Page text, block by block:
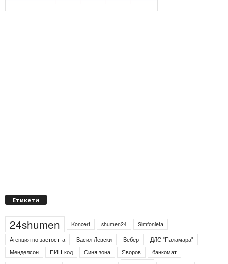
Етикети
24shumen Koncert shumen24
Simfonieta
Агенция по заетостта
Васил Левски Вебер
ДЛС "Паламара"
Менделсон
ПИН-код Синя зона Яворов
банкомат